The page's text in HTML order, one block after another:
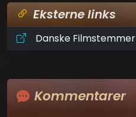
Eksterne links
Danske Filmstemmer
Kommentarer